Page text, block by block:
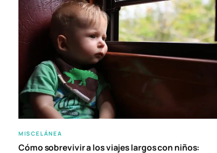
MISCELÁNEA
Cómo sobrevivir a los viajes largos con niños: